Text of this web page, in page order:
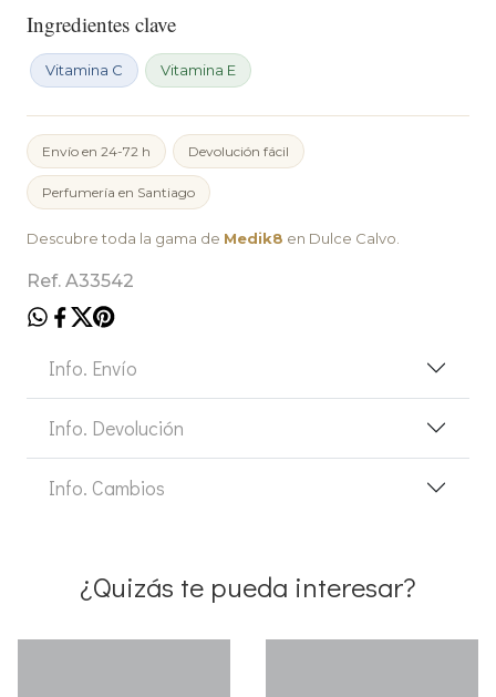
Ingredientes clave
Vitamina C Vitamina E
Envío en 24-72 h Devolución fácil
Perfumería en Santiago
Descubre toda la gama de Medik8 en Dulce Calvo.
Ref. A33542
Info. Envío
Info. Devolución
Info. Cambios
¿Quizás te pueda interesar?